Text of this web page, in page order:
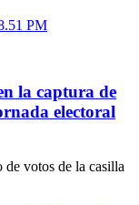
la captura de
electoral
de votos de la casilla